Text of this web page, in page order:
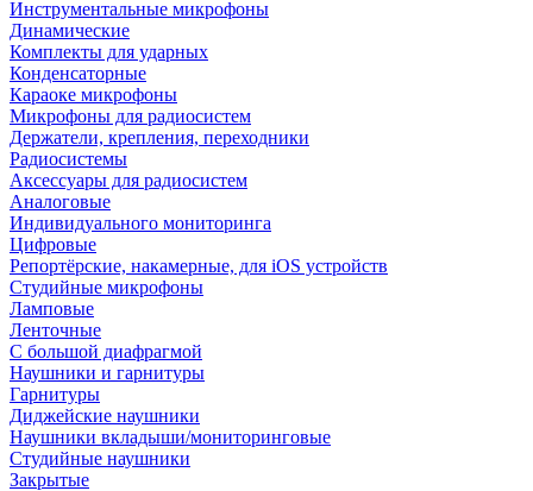
Инструментальные микрофоны
Динамические
Комплекты для ударных
Конденсаторные
Караоке микрофоны
Микрофоны для радиосистем
Держатели, крепления, переходники
Радиосистемы
Аксессуары для радиосистем
Аналоговые
Индивидуального мониторинга
Цифровые
Репортёрские, накамерные, для iOS устройств
Студийные микрофоны
Ламповые
Ленточные
С большой диафрагмой
Наушники и гарнитуры
Гарнитуры
Диджейские наушники
Наушники вкладыши/мониторинговые
Студийные наушники
Закрытые